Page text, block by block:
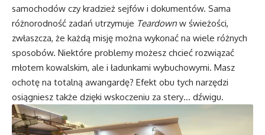
samochodów czy kradzież sejfów i dokumentów. Sama
różnorodność zadań utrzymuje Teardown w świeżości,
zwłaszcza, że każdą misję można wykonać na wiele różnych
sposobów. Niektóre problemy możesz chcieć rozwiązać
młotem kowalskim, ale i ładunkami wybuchowymi. Masz
ochotę na totalną awangardę? Efekt obu tych narzędzi
osiągniesz także dzięki wskoczeniu za stery… dźwigu.